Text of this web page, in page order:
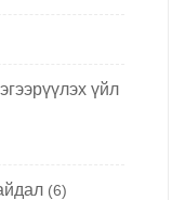
үйл
(6)